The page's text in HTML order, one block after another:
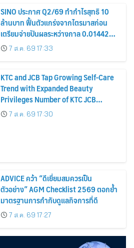
SINO ประกาศ Q2/69 ทำกำไรสุทธิ 10
ล้านบาท ฟื้นตัวแกร่งจากไตรมาสก่อน
เตรียมจ่ายปันผลระหว่างกาล 0.014423
บาทต่อหุ้น ครึ่งปีหลังมุ่งเติบโตต่อเนื่อง
7 ส.ค. 69 17:33
KTC and JCB Tap Growing Self-Care
Trend with Expanded Beauty
Privileges Number of KTC JCB
Cardmembers Spending on
Cosmetics Rises 26%
7 ส.ค. 69 17:30
ADVICE คว้า “ดีเยี่ยมสมควรเป็น
ตัวอย่าง” AGM Checklist 2569 ตอกย้ำ
มาตรฐานการกำกับดูแลกิจการที่ดี
7 ส.ค. 69 17:27